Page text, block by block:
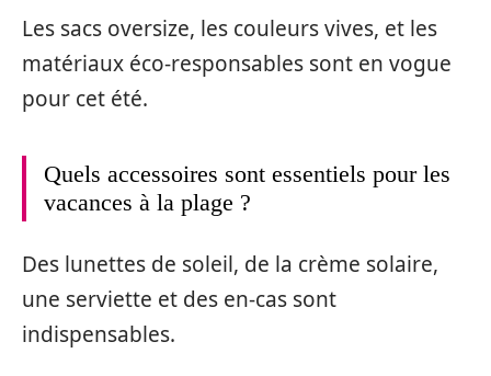
Les sacs oversize, les couleurs vives, et les
matériaux éco-responsables sont en vogue
pour cet été.
Quels accessoires sont essentiels pour les
vacances à la plage ?
Des lunettes de soleil, de la crème solaire,
une serviette et des en-cas sont
indispensables.